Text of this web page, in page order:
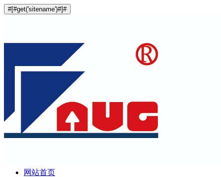
#[#get('sitename')#]#
网站首页